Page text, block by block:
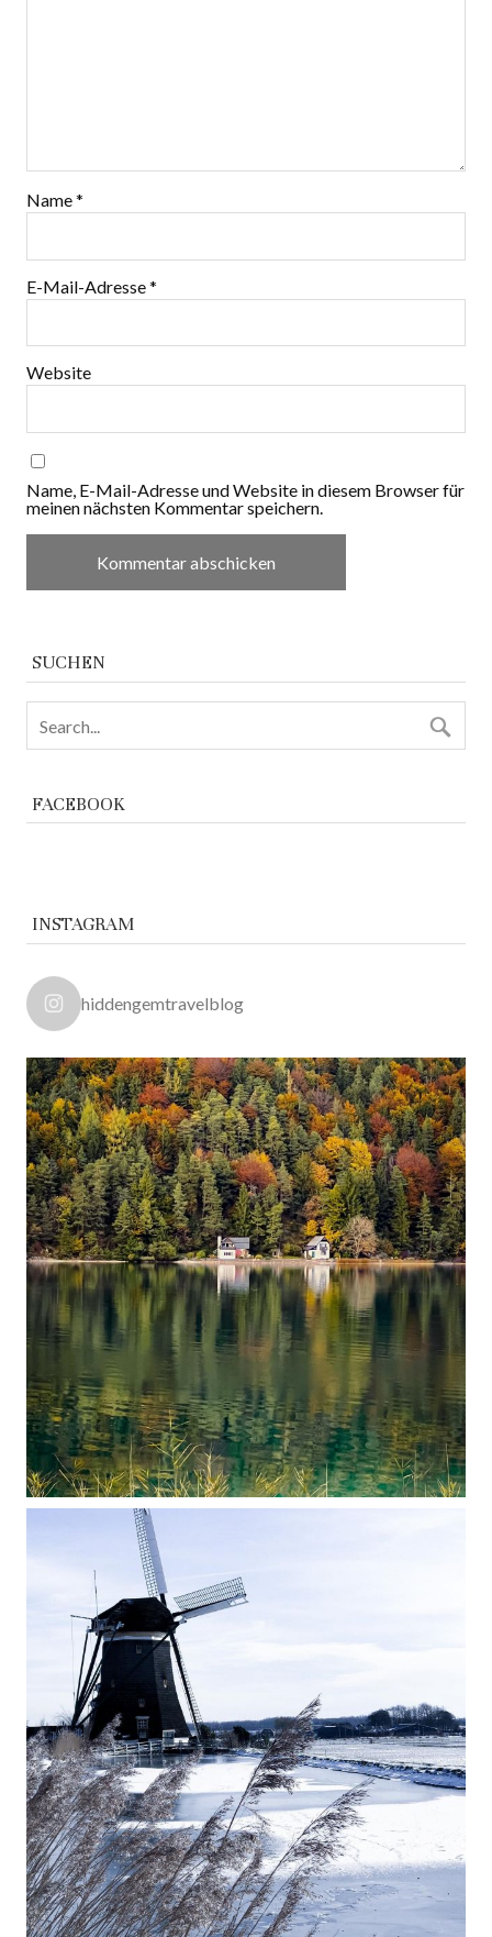
Name*
E-Mail-Adresse*
Website
Name, E-Mail-Adresse und Website in diesem Browser für
meinen nächsten Kommentar speichern.
SUCHEN
FACEBOOK
INSTAGRAM
hiddengemtravelblog